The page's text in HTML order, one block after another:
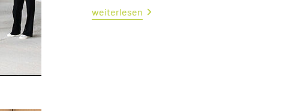
weiterlesen